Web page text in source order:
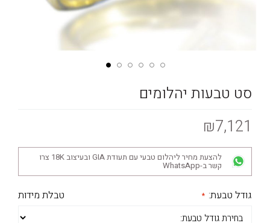
סט טבעות יהלומים
₪7,121
להצעת מחיר ליהלום טבעי עם תעודת GIA ובעיצוב 18K צרו
קשר ב-WhatsApp
טבלת מידות גודל טבעת: